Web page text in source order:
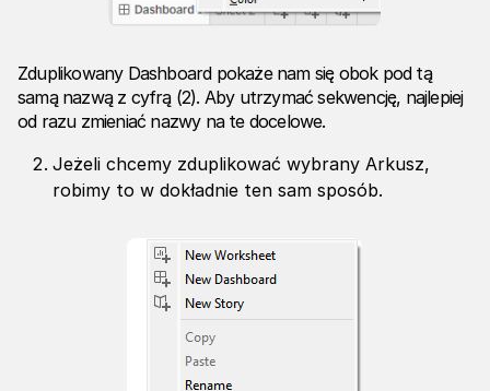
Zduplikowany Dashboard pokaże nam się obok pod tą
samą nazwą z cyfrą (2). Aby utrzymać sekwencję, najlepiej
od razu zmieniać nazwy na te docelowe.
Jeżeli chcemy zduplikować wybrany Arkusz,
robimy to w dokładnie ten sam sposób.